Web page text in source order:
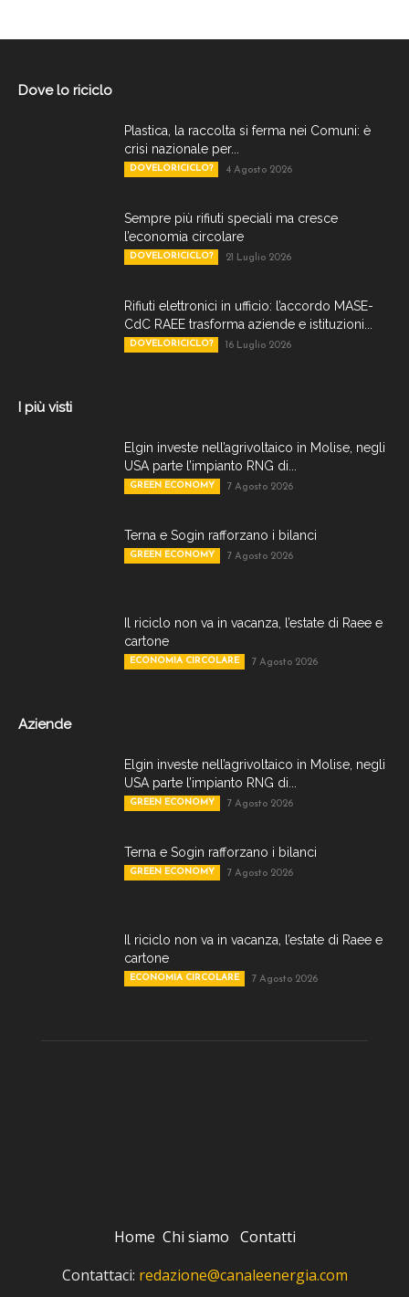
Dove lo riciclo
Plastica, la raccolta si ferma nei Comuni: è
crisi nazionale per...
DOVELORICICLO? 4 Agosto 2026
Sempre più rifiuti speciali ma cresce
l’economia circolare
DOVELORICICLO? 21 Luglio 2026
Rifiuti elettronici in ufficio: l’accordo MASE-
CdC RAEE trasforma aziende e istituzioni...
DOVELORICICLO? 16 Luglio 2026
I più visti
Elgin investe nell’agrivoltaico in Molise, negli
USA parte l’impianto RNG di...
GREEN ECONOMY 7 Agosto 2026
Terna e Sogin rafforzano i bilanci
GREEN ECONOMY 7 Agosto 2026
Il riciclo non va in vacanza, l’estate di Raee e
cartone
ECONOMIA CIRCOLARE 7 Agosto 2026
Aziende
Elgin investe nell’agrivoltaico in Molise, negli
USA parte l’impianto RNG di...
GREEN ECONOMY 7 Agosto 2026
Terna e Sogin rafforzano i bilanci
GREEN ECONOMY 7 Agosto 2026
Il riciclo non va in vacanza, l’estate di Raee e
cartone
ECONOMIA CIRCOLARE 7 Agosto 2026
Home Chi siamo Contatti
Contattaci: redazione@canaleenergia.com